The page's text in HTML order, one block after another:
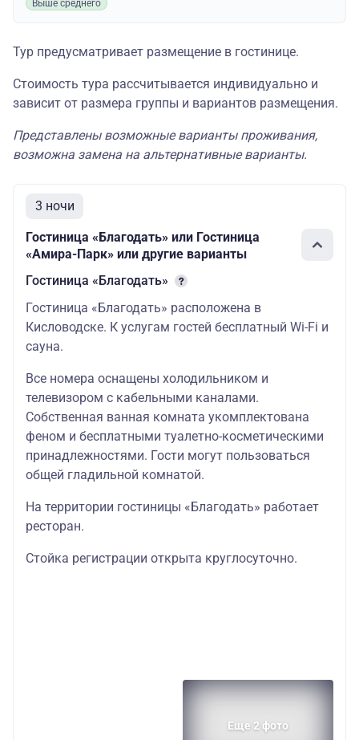
Выше среднего
Тур предусматривает размещение в гостинице.
Стоимость тура рассчитывается индивидуально и
зависит от размера группы и вариантов размещения.
Представлены возможные варианты проживания,
возможна замена на альтернативные варианты.
3 ночи
Гостиница «Благодать» или Гостиница
«Амира-Парк» или другие варианты
Гостиница «Благодать»
Гостиница «Благодать» расположена в
Кисловодске. К услугам гостей бесплатный Wi-Fi и
сауна.
Все номера оснащены холодильником и
телевизором с кабельными каналами.
Собственная ванная комната укомплектована
феном и бесплатными туалетно-косметическими
принадлежностями. Гости могут пользоваться
общей гладильной комнатой.
На территории гостиницы «Благодать» работает
ресторан.
Стойка регистрации открыта круглосуточно.
Еще 2 фото